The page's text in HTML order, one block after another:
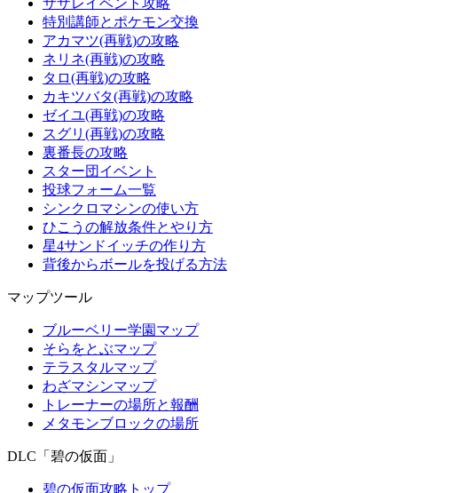
サザレイベント攻略
特別講師とポケモン交換
アカマツ(再戦)の攻略
ネリネ(再戦)の攻略
タロ(再戦)の攻略
カキツバタ(再戦)の攻略
ゼイユ(再戦)の攻略
スグリ(再戦)の攻略
裏番長の攻略
スター団イベント
投球フォーム一覧
シンクロマシンの使い方
ひこうの解放条件とやり方
星4サンドイッチの作り方
背後からボールを投げる方法
マップツール
ブルーベリー学園マップ
そらをとぶマップ
テラスタルマップ
わざマシンマップ
トレーナーの場所と報酬
メタモンブロックの場所
DLC「碧の仮面」
碧の仮面攻略トップ